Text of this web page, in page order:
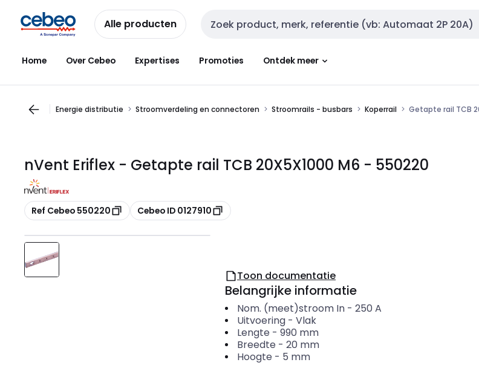
naar
navigatie
naar
inhoud
Alle producten Zoekveld invoer
Home Over Cebeo Expertises Promoties Ontdek meer
Energie distributie Stroomverdeling en connectoren Stroomrails - busbars Koperrail Getapte rail TCB
nVent Eriflex - Getapte rail TCB 20X5X1000 M6 - 550220
Kopiëren
Ref Cebeo 550220 Kopiëren
Cebeo ID 0127910
Toon documentatie
Belangrijke informatie
Nom. (meet)stroom In- 250 A
Uitvoering- Vlak
Lengte - 990 mm
Breedte - 20 mm
Hoogte - 5 mm